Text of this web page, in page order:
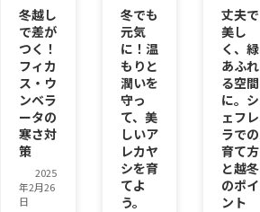
冬越し
で差が
つく！
フィカ
ス・ウ
ンベラ
ータの
寒さ対
策
2025
年2月26
日
冬でも
元気
に！温
もりと
潤いを
守っ
て、美
しいア
レカヤ
シを育
てよ
う。
丈夫で
美し
く、緑
あふれ
る空間
に。シ
ェフレ
ラでの
育て方
と越冬
のポイ
ント